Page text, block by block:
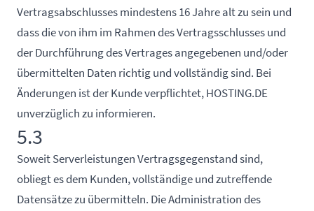
Vertragsabschlusses mindestens 16 Jahre alt zu sein und
dass die von ihm im Rahmen des Vertragsschlusses und
der Durchführung des Vertrages angegebenen und/oder
übermittelten Daten richtig und vollständig sind. Bei
Änderungen ist der Kunde verpflichtet, HOSTING.DE
unverzüglich zu informieren.
5.3
Soweit Serverleistungen Vertragsgegenstand sind,
obliegt es dem Kunden, vollständige und zutreffende
Datensätze zu übermitteln. Die Administration des